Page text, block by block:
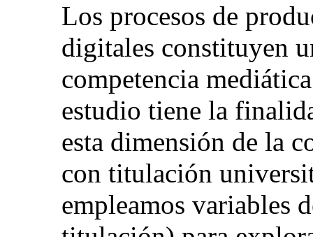
Los procesos de
digitales constituyen
competencia
estudio tiene la
esta dimensión de la
con titulación
empleamos variables